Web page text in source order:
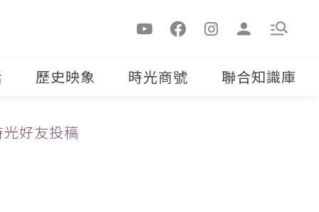
歷史映象 時光商號 聯合知識庫
好友投稿